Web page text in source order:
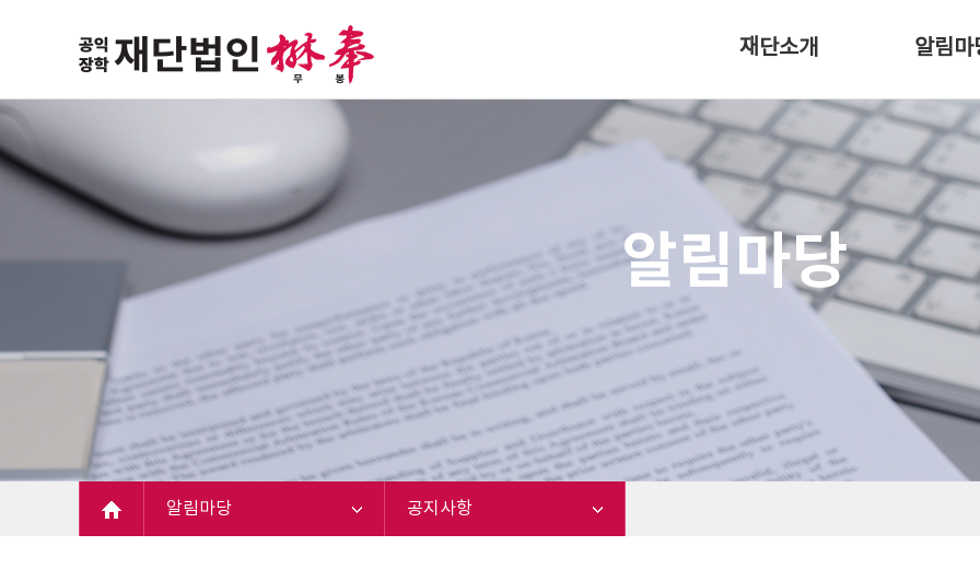
재단소개
이사장 인사말
설립취지
연혁
조직소개
오시는 길
알림마
공지사항
홍보자료실
알림마당
알림마당 공지사항